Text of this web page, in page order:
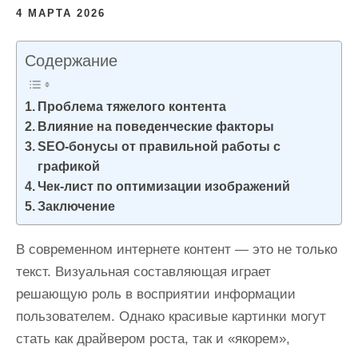
4 МАРТА 2026
Содержание
Проблема тяжелого контента
Влияние на поведенческие факторы
SEO-бонусы от правильной работы с
графикой
Чек-лист по оптимизации изображений
Заключение
В современном интернете контент — это не только
текст. Визуальная составляющая играет
решающую роль в восприятии информации
пользователем. Однако красивые картинки могут
стать как драйвером роста, так и «якорем»,